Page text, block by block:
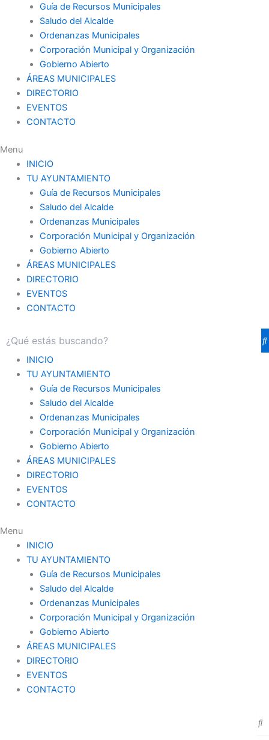
Guía de Recursos Municipales
Saludo del Alcalde
Ordenanzas Municipales
Corporación Municipal y Organización
Gobierno Abierto
ÁREAS MUNICIPALES
DIRECTORIO
EVENTOS
CONTACTO
Menu
INICIO
TU AYUNTAMIENTO
Guía de Recursos Municipales
Saludo del Alcalde
Ordenanzas Municipales
Corporación Municipal y Organización
Gobierno Abierto
ÁREAS MUNICIPALES
DIRECTORIO
EVENTOS
CONTACTO
INICIO
TU AYUNTAMIENTO
Guía de Recursos Municipales
Saludo del Alcalde
Ordenanzas Municipales
Corporación Municipal y Organización
Gobierno Abierto
ÁREAS MUNICIPALES
DIRECTORIO
EVENTOS
CONTACTO
Menu
INICIO
TU AYUNTAMIENTO
Guía de Recursos Municipales
Saludo del Alcalde
Ordenanzas Municipales
Corporación Municipal y Organización
Gobierno Abierto
ÁREAS MUNICIPALES
DIRECTORIO
EVENTOS
CONTACTO